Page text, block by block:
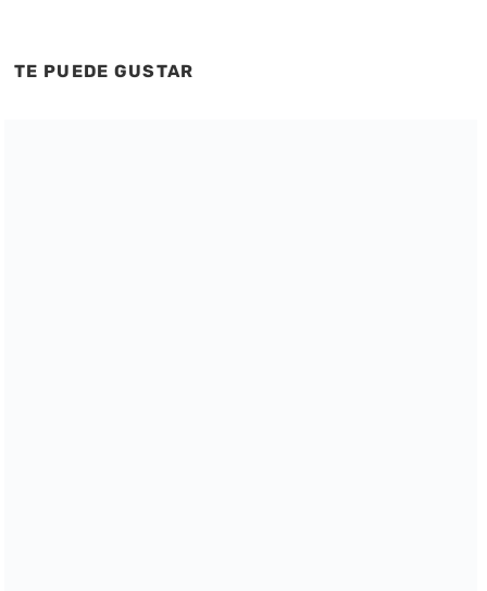
TE PUEDE GUSTAR